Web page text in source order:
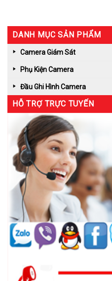
DANH MỤC SẢN PHẨM
Camera Giám Sát
Phụ Kiện Camera
Đầu Ghi Hình Camera
HỖ TRỢ TRỰC TUYẾN